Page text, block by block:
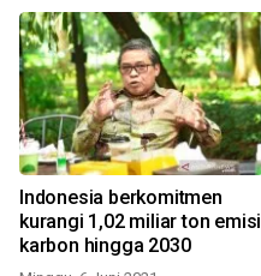
Indonesia berkomitmen
kurangi 1,02 miliar ton emisi
karbon hingga 2030